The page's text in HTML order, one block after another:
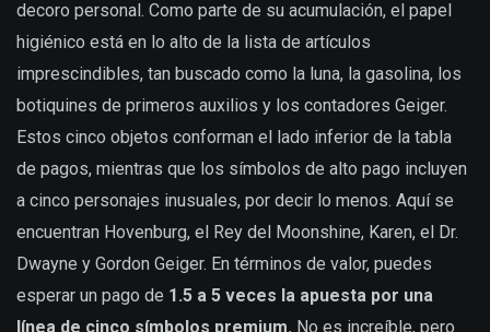
decoro personal. Como parte de su acumulación, el papel
higiénico está en lo alto de la lista de artículos
imprescindibles, tan buscado como la luna, la gasolina, los
botiquines de primeros auxilios y los contadores Geiger.
Estos cinco objetos conforman el lado inferior de la tabla
de pagos, mientras que los símbolos de alto pago incluyen
a cinco personajes inusuales, por decir lo menos. Aquí se
encuentran Hovenburg, el Rey del Moonshine, Karen, el Dr.
Dwayne y Gordon Geiger. En términos de valor, puedes
esperar un pago de 1.5 a 5 veces la apuesta por una
línea de cinco símbolos premium. No es increíble, pero